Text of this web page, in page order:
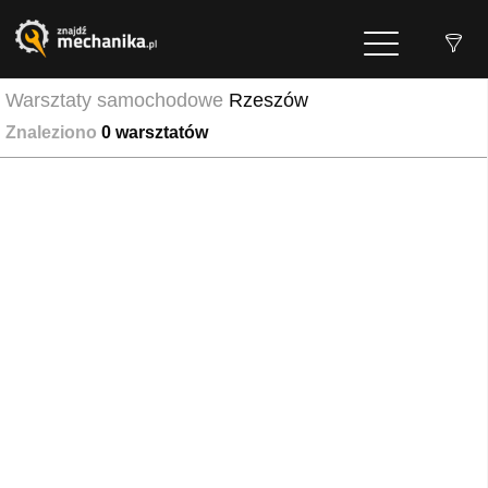
Warsztaty samochodowe Rzeszów
Znaleziono 0 warsztatów